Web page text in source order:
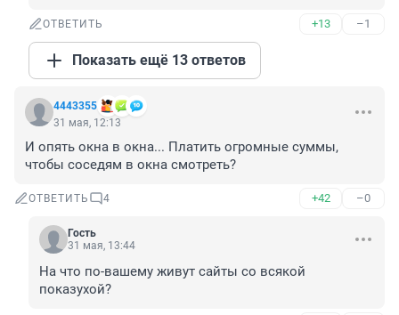
ОТВЕТИТЬ +13 –1
Показать ещё 13 ответов
4443355
31 мая, 12:13
И опять окна в окна... Платить огромные суммы,
чтобы соседям в окна смотреть?
ОТВЕТИТЬ 4 +42 –0
Гость
31 мая, 13:44
На что по-вашему живут сайты со всякой
показухой?